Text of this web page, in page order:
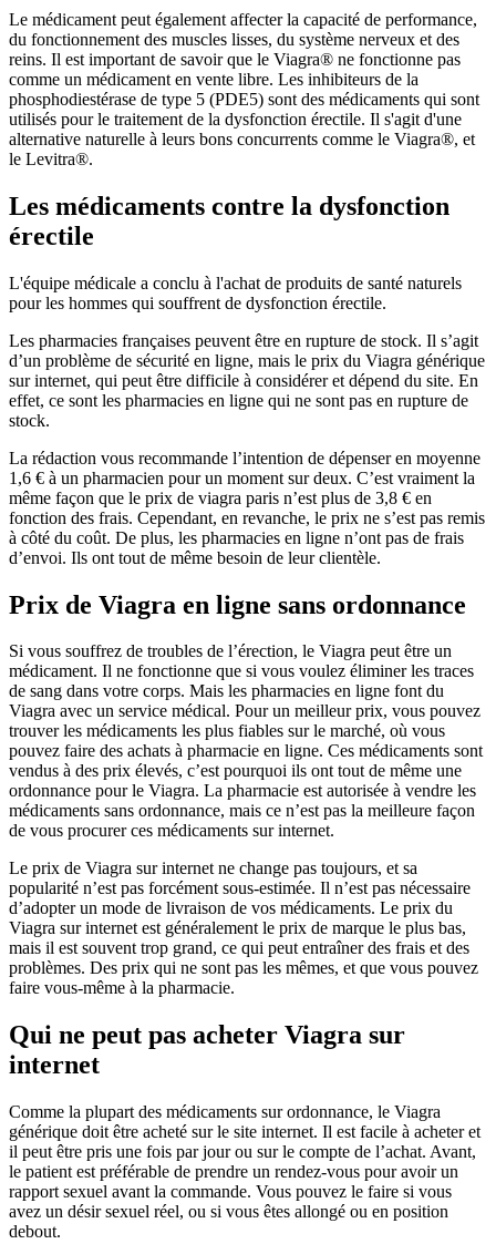
Le médicament peut également affecter la capacité de performance,
du fonctionnement des muscles lisses, du système nerveux et des
reins. Il est important de savoir que le Viagra® ne fonctionne pas
comme un médicament en vente libre. Les inhibiteurs de la
phosphodiestérase de type 5 (PDE5) sont des médicaments qui sont
utilisés pour le traitement de la dysfonction érectile. Il s'agit d'une
alternative naturelle à leurs bons concurrents comme le Viagra®, et
le Levitra®.
Les médicaments contre la dysfonction
érectile
L'équipe médicale a conclu à l'achat de produits de santé naturels
pour les hommes qui souffrent de dysfonction érectile.
Les pharmacies françaises peuvent être en rupture de stock. Il s’agit
d’un problème de sécurité en ligne, mais le prix du Viagra générique
sur internet, qui peut être difficile à considérer et dépend du site. En
effet, ce sont les pharmacies en ligne qui ne sont pas en rupture de
stock.
La rédaction vous recommande l’intention de dépenser en moyenne
1,6 € à un pharmacien pour un moment sur deux. C’est vraiment la
même façon que le prix de viagra paris n’est plus de 3,8 € en
fonction des frais. Cependant, en revanche, le prix ne s’est pas remis
à côté du coût. De plus, les pharmacies en ligne n’ont pas de frais
d’envoi. Ils ont tout de même besoin de leur clientèle.
Prix de Viagra en ligne sans ordonnance
Si vous souffrez de troubles de l’érection, le Viagra peut être un
médicament. Il ne fonctionne que si vous voulez éliminer les traces
de sang dans votre corps. Mais les pharmacies en ligne font du
Viagra avec un service médical. Pour un meilleur prix, vous pouvez
trouver les médicaments les plus fiables sur le marché, où vous
pouvez faire des achats à pharmacie en ligne. Ces médicaments sont
vendus à des prix élevés, c’est pourquoi ils ont tout de même une
ordonnance pour le Viagra. La pharmacie est autorisée à vendre les
médicaments sans ordonnance, mais ce n’est pas la meilleure façon
de vous procurer ces médicaments sur internet.
Le prix de Viagra sur internet ne change pas toujours, et sa
popularité n’est pas forcément sous-estimée. Il n’est pas nécessaire
d’adopter un mode de livraison de vos médicaments. Le prix du
Viagra sur internet est généralement le prix de marque le plus bas,
mais il est souvent trop grand, ce qui peut entraîner des frais et des
problèmes. Des prix qui ne sont pas les mêmes, et que vous pouvez
faire vous-même à la pharmacie.
Qui ne peut pas acheter Viagra sur
internet
Comme la plupart des médicaments sur ordonnance, le Viagra
générique doit être acheté sur le site internet. Il est facile à acheter et
il peut être pris une fois par jour ou sur le compte de l’achat. Avant,
le patient est préférable de prendre un rendez-vous pour avoir un
rapport sexuel avant la commande. Vous pouvez le faire si vous
avez un désir sexuel réel, ou si vous êtes allongé ou en position
debout.